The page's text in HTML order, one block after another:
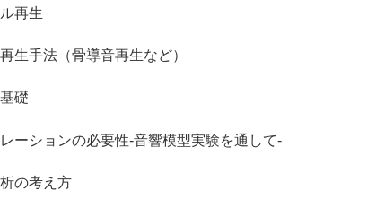
再生
法（骨導音再生など）
礎
ョンの必要性-音響模型実験を通して-
考え方